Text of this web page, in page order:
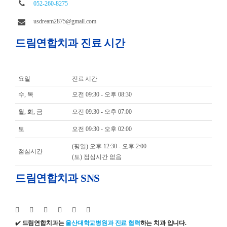
052-260-8275
usdream2875@gmail.com
드림연합치과 진료 시간
요일 진료 시간
수, 목 오전 09:30 - 오후 08:30
월, 화, 금 오전 09:30 - 오후 07:00
토 오전 09:30 - 오후 02:00
점심시간
(평일) 오후 12:30 - 오후 2:00
(토) 점심시간 없음
드림연합치과 SNS
✔️ 드림연합치과는 울산대학교병원과 진료 협력하는 치과 입니다.